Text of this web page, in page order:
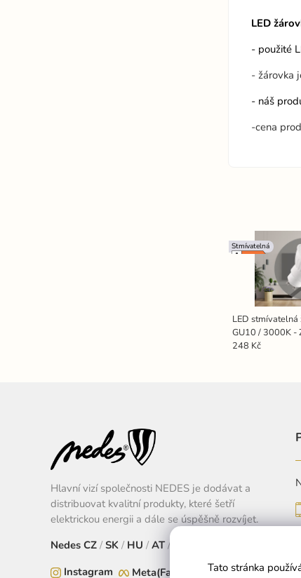
LED
- použité
- žárovka
- náš
-cena
LED
GU10 / 3000K -
Stmívatelná
248 Kč
Hlavní vizí společnosti NEDES je dodávat a
distribuovat kvalitní produkty, které šetří
elektrickou energii a dále se úspěšně rozvíjet.
Nedes CZ /SK /HU /AT/
Instagram
Meta(Facebook) Tato stránka